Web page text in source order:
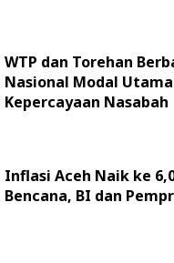
WTP dan Torehan
Nasional Modal
Kepercayaan Nasabah
Inflasi Aceh Naik ke
Bencana, BI dan